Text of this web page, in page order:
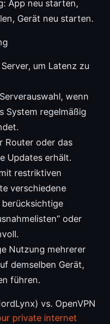
App neu starten,
Gerät neu starten.
um Latenz zu
wenn
System regelmäßig
Router oder das
Updates erhält.
restriktiven
verschiedene
oder
Nutzung mehrerer
demselben Gerät,
führen.
vs. OpenVPN
private internet